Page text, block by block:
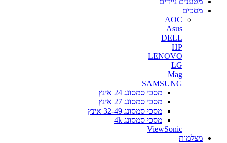
מסכים
AOC
Asus
DELL
HP
LENOVO
LG
Mag
SAMSUNG
מסכי סמסונג 24 אינץ
מסכי סמסונג 27 אינץ
מסכי סמסונג 32-49 אינץ
מסכי סמסונג 4k
ViewSonic
מצלמות